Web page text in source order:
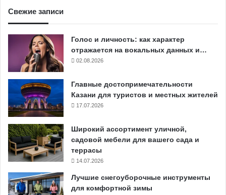
Свежие записи
Голос и личность: как характер
отражается на вокальных данных и…
02.08.2026
Главные достопримечательности
Казани для туристов и местных жителей
17.07.2026
Широкий ассортимент уличной,
садовой мебели для вашего сада и
террасы
14.07.2026
Лучшие снегоуборочные инструменты
для комфортной зимы